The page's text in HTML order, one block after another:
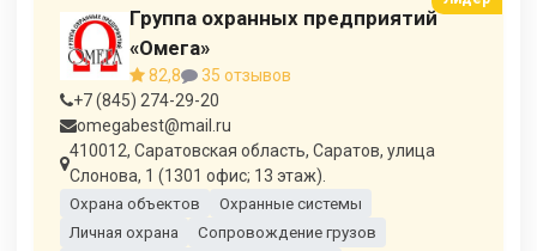
Группа охранных предприятий
«Омега»
82,8
35 отзывов
+7 (845) 274-29-20
omegabest@mail.ru
410012, Саратовская область, Саратов, улица
Слонова, 1 (1301 офис; 13 этаж).
Охрана объектов
Охранные системы
Личная охрана
Сопровождение грузов